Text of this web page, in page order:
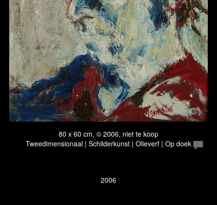
80 x 60 cm, © 2006, niet te koop
Tweedimensionaal | Schilderkunst | Olieverf | Op doek
2006